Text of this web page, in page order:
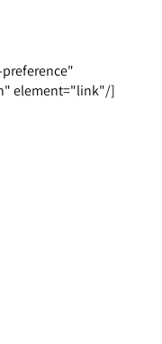
element="link"/]